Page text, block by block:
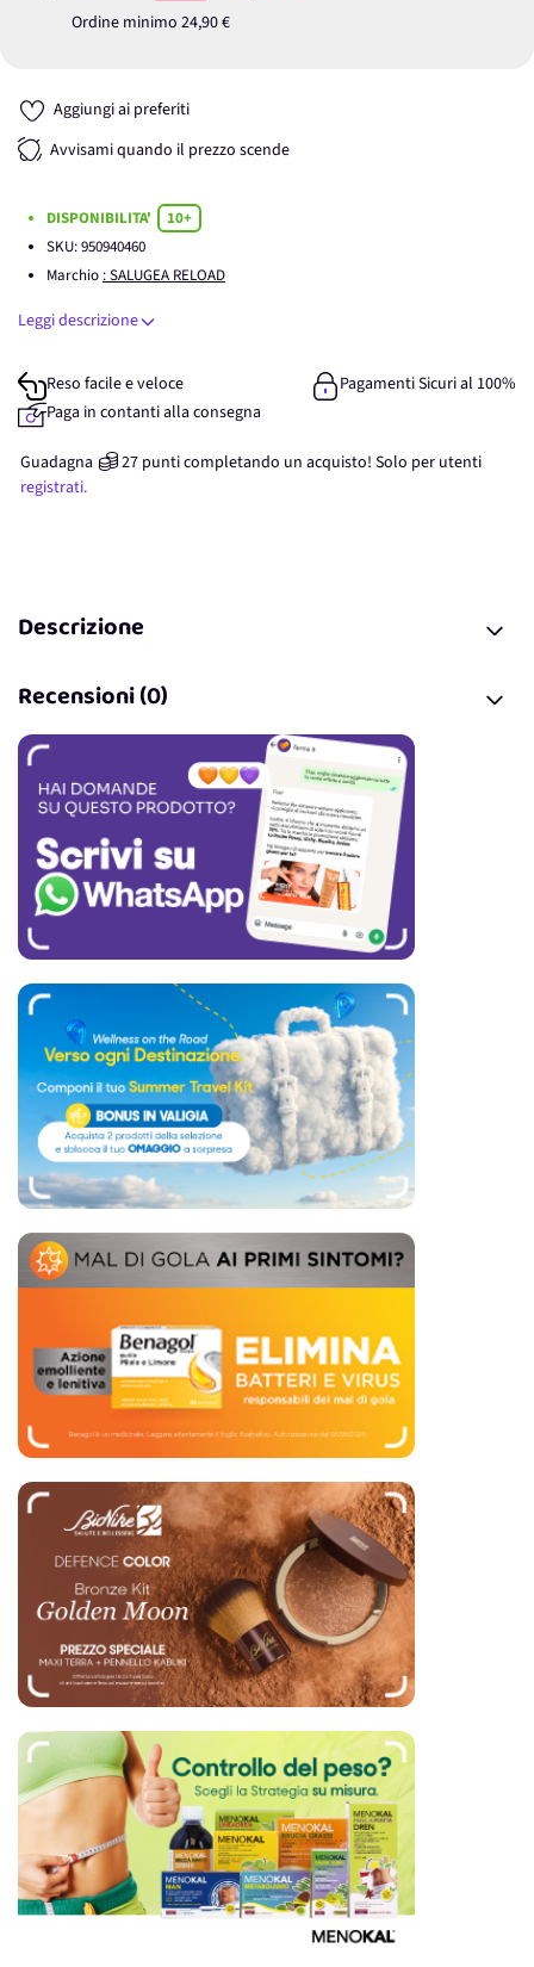
Ordine minimo 24,90 €
Aggiungi ai preferiti
Avvisami quando il prezzo scende
DISPONIBILITA'
10+
SKU:950940460
Marchio : SALUGEA RELOAD
Leggi descrizione
Reso facile e veloce
Pagamenti Sicuri al 100%
Paga in contanti alla consegna
Guadagna 27 punticompletando un acquisto! Solo per utenti
registrati.
Descrizione
Recensioni (0)